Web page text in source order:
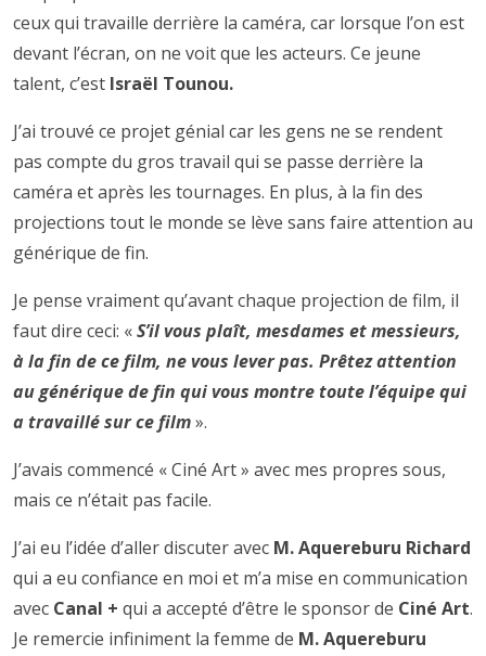
ceux qui travaille derrière la caméra, car lorsque l’on est
devant l’écran, on ne voit que les acteurs. Ce jeune
talent, c’est Israël Tounou.
J’ai trouvé ce projet génial car les gens ne se rendent
pas compte du gros travail qui se passe derrière la
caméra et après les tournages. En plus, à la fin des
projections tout le monde se lève sans faire attention au
générique de fin.
Je pense vraiment qu’avant chaque projection de film, il
faut dire ceci: «S’il vous plaît, mesdames et messieurs,
à la fin de ce film, ne vous lever pas. Prêtez attention
au générique de fin qui vous montre toute l’équipe qui
a travaillé sur ce film».
J’avais commencé « Ciné Art » avec mes propres sous,
mais ce n’était pas facile.
J’ai eu l’idée d’aller discuter avec M. Aquereburu Richard
qui a eu confiance en moi et m’a mise en communication
avec Canal + qui a accepté d’être le sponsor de Ciné Art.
Je remercie infiniment la femme de M. Aquereburu